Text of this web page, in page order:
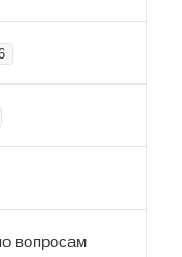
вопросам